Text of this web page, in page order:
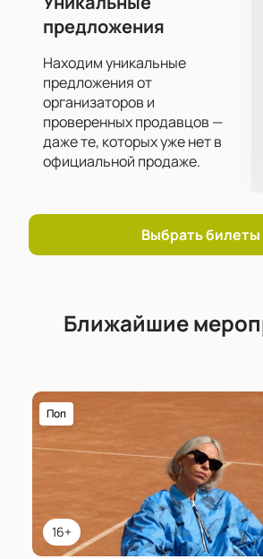
предложения
Находим уникальные
предложения от
организаторов и
проверенных продавцов —
даже те, которых уже нет в
официальной продаже.
Выбрать билеты
Ближайшие
16+
Поп